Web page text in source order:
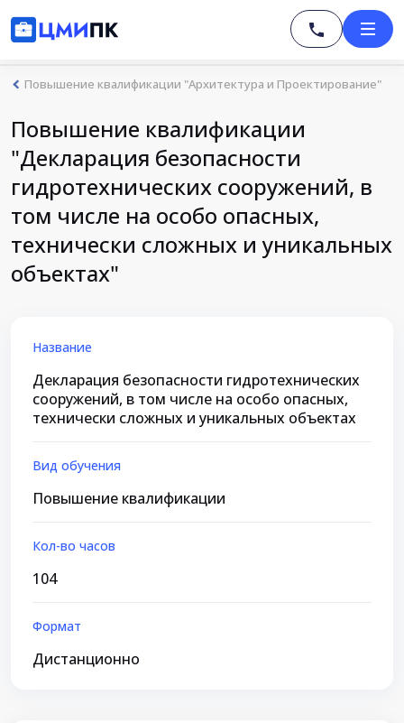
Повышение квалификации "Архитектура и Проектирование"
Повышение квалификации
"Декларация безопасности
гидротехнических сооружений, в
том числе на особо опасных,
технически сложных и уникальных
объектах"
Название
Декларация безопасности гидротехнических
сооружений, в том числе на особо опасных,
технически сложных и уникальных объектах
Вид обучения
Повышение квалификации
Кол-во часов
104
Формат
Дистанционно